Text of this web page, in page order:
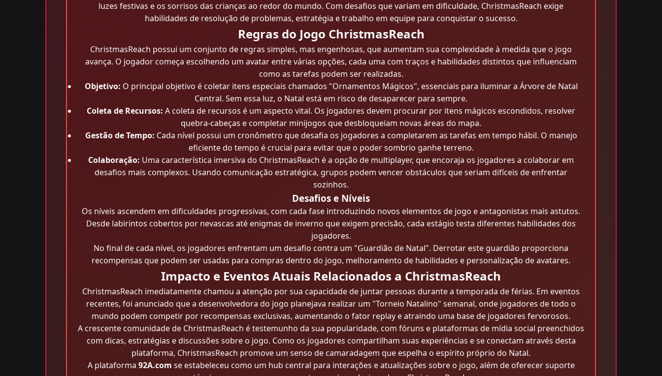
luzes festivas e os sorrisos das crianças ao redor do mundo. Com desafios que variam em dificuldade, ChristmasReach exige
habilidades de resolução de problemas, estratégia e trabalho em equipe para conquistar o sucesso.
Regras do Jogo ChristmasReach
ChristmasReach possui um conjunto de regras simples, mas engenhosas, que aumentam sua complexidade à medida que o jogo
avança. O jogador começa escolhendo um avatar entre várias opções, cada uma com traços e habilidades distintos que influenciam
como as tarefas podem ser realizadas.
Objetivo: O principal objetivo é coletar itens especiais chamados "Ornamentos Mágicos", essenciais para iluminar a Árvore de Natal
Central. Sem essa luz, o Natal está em risco de desaparecer para sempre.
Coleta de Recursos: A coleta de recursos é um aspecto vital. Os jogadores devem procurar por itens mágicos escondidos, resolver
quebra-cabeças e completar minijogos que desbloqueiam novas áreas do mapa.
Gestão de Tempo: Cada nível possui um cronômetro que desafia os jogadores a completarem as tarefas em tempo hábil. O manejo
eficiente do tempo é crucial para evitar que o poder sombrio ganhe terreno.
Colaboração: Uma característica imersiva do ChristmasReach é a opção de multiplayer, que encoraja os jogadores a colaborar em
desafios mais complexos. Usando comunicação estratégica, grupos podem vencer obstáculos que seriam difíceis de enfrentar
sozinhos.
Desafios e Níveis
Os níveis ascendem em dificuldades progressivas, com cada fase introduzindo novos elementos de jogo e antagonistas mais astutos.
Desde labirintos cobertos por nevascas até enigmas de inverno que exigem precisão, cada estágio testa diferentes habilidades dos
jogadores.
No final de cada nível, os jogadores enfrentam um desafio contra um "Guardião de Natal". Derrotar este guardião proporciona
recompensas que podem ser usadas para compras dentro do jogo, melhoramento de habilidades e personalização de avatares.
Impacto e Eventos Atuais Relacionados a ChristmasReach
ChristmasReach imediatamente chamou a atenção por sua capacidade de juntar pessoas durante a temporada de férias. Em eventos
recentes, foi anunciado que a desenvolvedora do jogo planejava realizar um "Torneio Natalino" semanal, onde jogadores de todo o
mundo podem competir por recompensas exclusivas, aumentando o fator replay e atraindo uma base de jogadores fervorosos.
A crescente comunidade de ChristmasReach é testemunho da sua popularidade, com fóruns e plataformas de mídia social preenchidos
com dicas, estratégias e discussões sobre o jogo. Como os jogadores compartilham suas experiências e se conectam através desta
plataforma, ChristmasReach promove um senso de camaradagem que espelha o espírito próprio do Natal.
A plataforma 92A.com se estabeleceu como um hub central para interações e atualizações sobre o jogo, além de oferecer suporte